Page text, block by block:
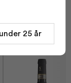
25 år